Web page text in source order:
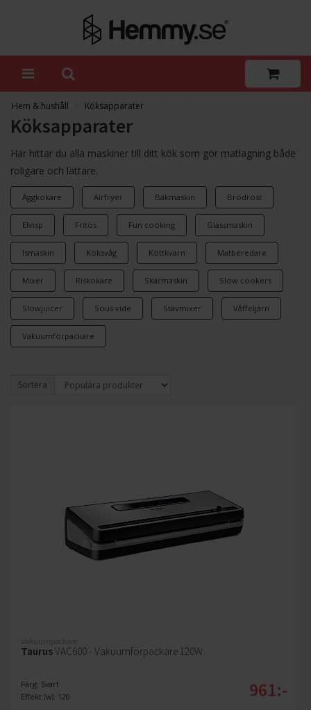
Hem & hushåll Köksapparater
Köksapparater
Här hittar du alla maskiner till ditt kök som gör matlagning både
roligare och lättare.
Äggkokare Airfryer Bakmaskin Brödrost
Elvisp Fritös Fun cooking Glassmaskin
Ismaskin Köksvåg Köttkvarn Matberedare
Mixer Riskokare Skärmaskin Slow cookers
Slowjuicer Sous vide Stavmixer Våffeljärn
Vakuumförpackare
Sortera
Vakuumpackare
TaurusVAC600 - Vakuumförpackare 120W
Färg: Svart
Effekt (w): 120
961:-